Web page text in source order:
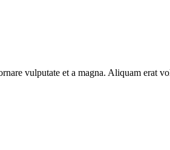
vulputate et a magna. Aliquam erat